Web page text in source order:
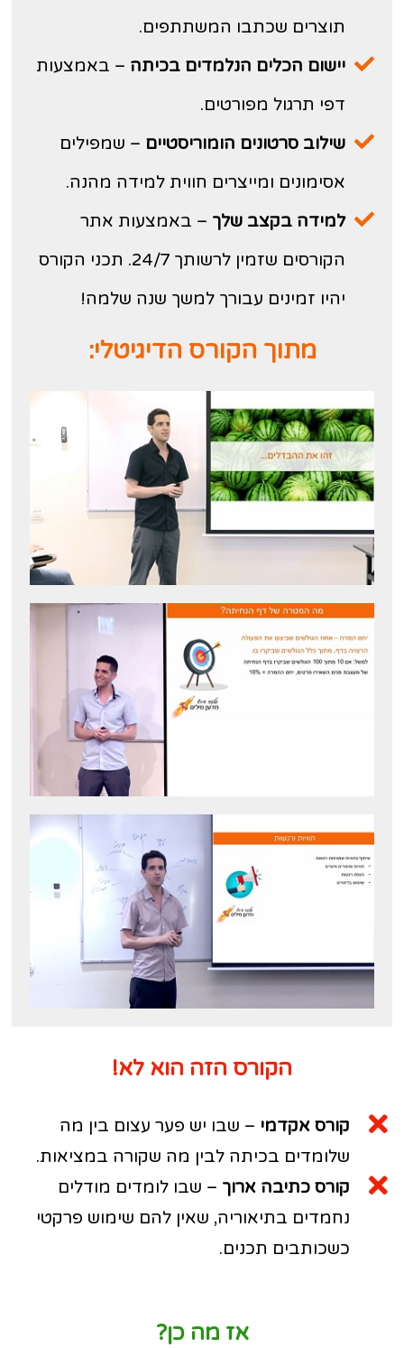
תוצרים שכתבו המשתתפים.
יישום הכלים הנלמדים בכיתה – באמצעות
דפי תרגול מפורטים.
שילוב סרטונים הומוריסטיים – שמפילים
אסימונים ומייצרים חווית למידה מהנה.
למידה בקצב שלך – באמצעות אתר
הקורסים שזמין לרשותך 24/7. תכני הקורס
יהיו זמינים עבורך למשך שנה שלמה!
מתוך הקורס הדיגיטלי:
הקורס הזה הוא לא!
קורס אקדמי – שבו יש פער עצום בין מה
שלומדים בכיתה לבין מה שקורה במציאות.
קורס כתיבה ארוך – שבו לומדים מודלים
נחמדים בתיאוריה, שאין להם שימוש פרקטי
כשכותבים תכנים.
אז מה כן?